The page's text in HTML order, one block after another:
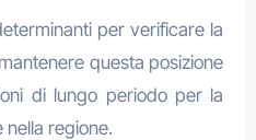
per verificare la
questa posizione
di lungo periodo per la
nella regione.